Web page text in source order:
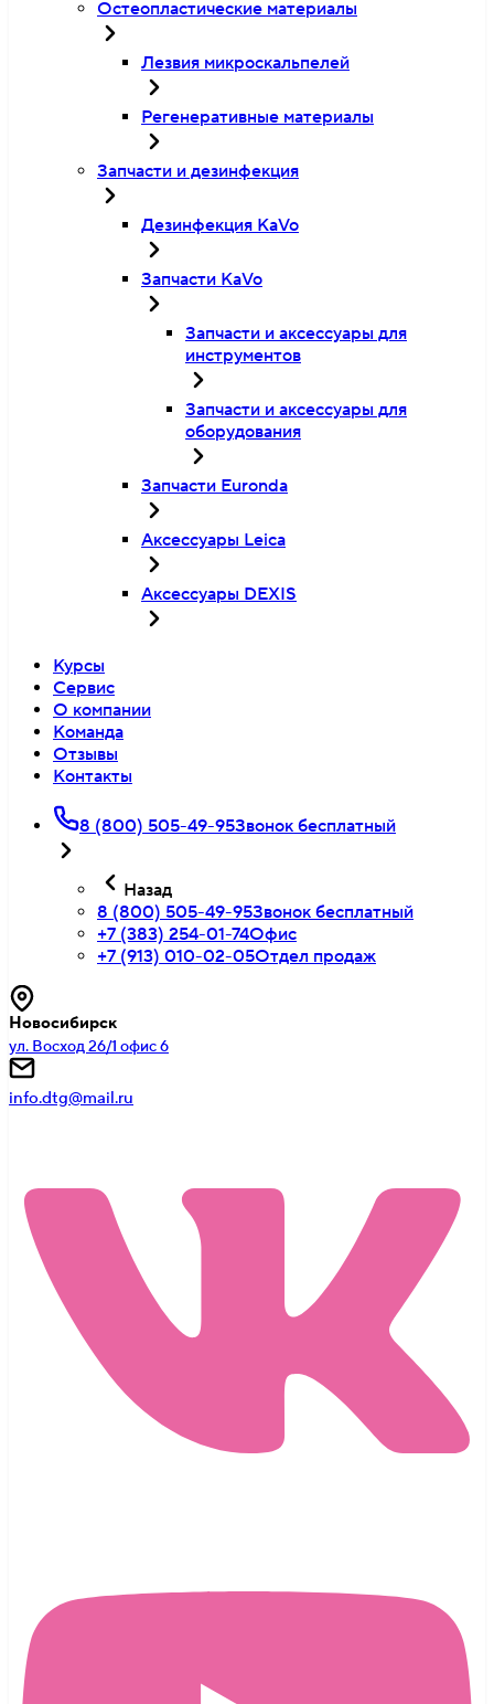
Остеопластические материалы
Лезвия микроскальпелей
Регенеративные материалы
Запчасти и дезинфекция
Дезинфекция KaVo
Запчасти KaVo
Запчасти и аксессуары для
инструментов
Запчасти и аксессуары для
оборудования
Запчасти Euronda
Аксессуары Leica
Аксессуары DEXIS
Курсы
Сервис
О компании
Команда
Отзывы
Контакты
8 (800) 505-49-95Звонок бесплатный
Назад
8 (800) 505-49-95Звонок бесплатный
+7 (383) 254-01-74Офис
+7 (913) 010-02-05Отдел продаж
Новосибирск
ул. Восход 26/1 офис 6
info.dtg@mail.ru